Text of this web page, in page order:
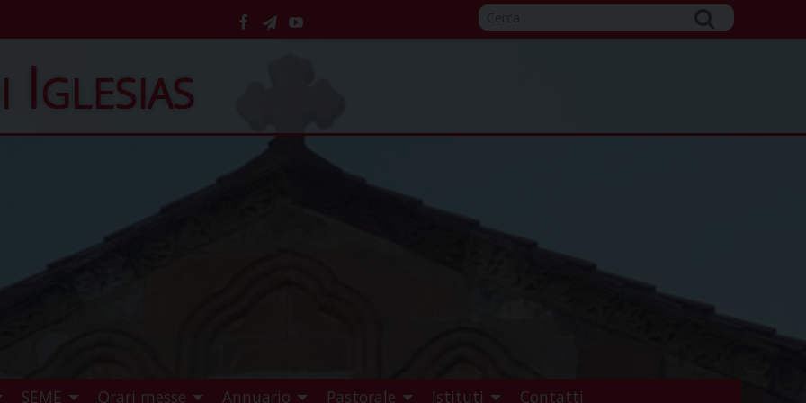
facebook
telegram
YouTube
Iglesias
SEME Orari messe Annuario Pastorale Istituti Contatti